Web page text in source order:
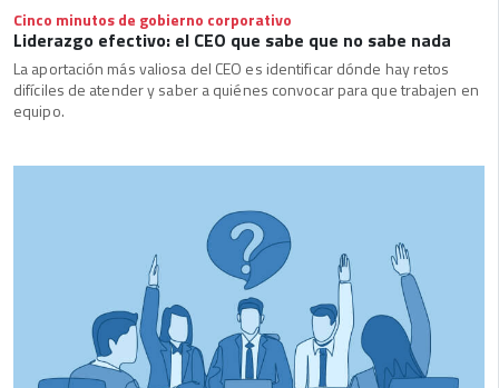
Cinco minutos de gobierno corporativo
Liderazgo efectivo: el CEO que sabe que no sabe nada
La aportación más valiosa del CEO es identificar dónde hay retos
difíciles de atender y saber a quiénes convocar para que trabajen en
equipo.